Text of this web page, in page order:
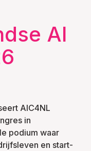
AI
AIC4NL
in
podium waar
en start-